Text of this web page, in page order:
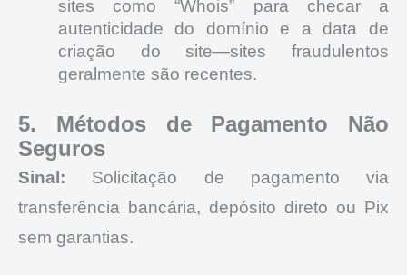
sites como “Whois” para checar a
autenticidade do domínio e a data de
criação do site—sites fraudulentos
geralmente são recentes.
5. Métodos de Pagamento Não
Seguros
Sinal: Solicitação de pagamento via
transferência bancária, depósito direto ou Pix
sem garantias.